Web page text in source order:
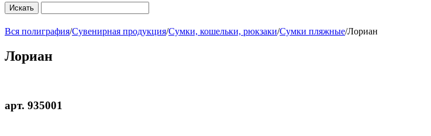
Искать
Вся полиграфия/Сувенирная продукция/Сумки, кошельки, рюкзаки/Сумки пляжные/Лориан
Лориан
арт. 935001